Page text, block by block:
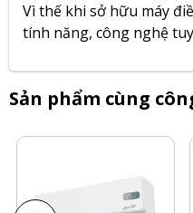
Vì thế khi sở hữu máy
tính năng, công nghệ
Sản phẩm cùng